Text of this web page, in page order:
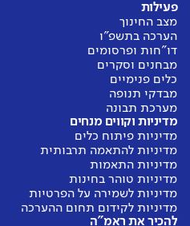
פעילות
מצב החינוך
הערכה בתשפ"ו
דו"חות ופרסומים
מבחנים וסקרים
כלים פנימיים
מבדקי תנופה
מערכת תבונה
מדיניות וקווים מנחים
מדיניות פיתוח כלים
מדיניות להתאמה תרבותית
מדיניות התאמות
מדיניות טוהר בחינות
מדיניות לשמירה על הפרטיות
מדיניות לקידום תחום ההערכה
להכיר את ראמ"ה